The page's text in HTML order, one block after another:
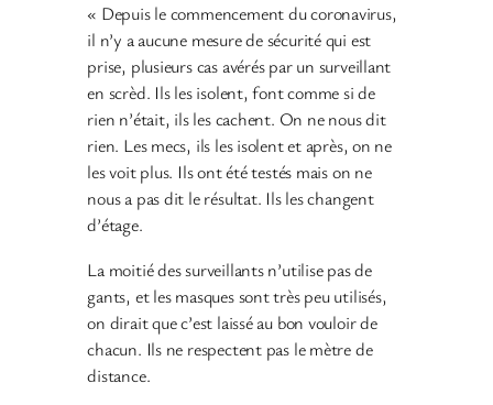
« Depuis le commencement du coronavirus,
il n’y a aucune mesure de sécurité qui est
prise, plusieurs cas avérés par un surveillant
en scrèd. Ils les isolent, font comme si de
rien n’était, ils les cachent. On ne nous dit
rien. Les mecs, ils les isolent et après, on ne
les voit plus. Ils ont été testés mais on ne
nous a pas dit le résultat. Ils les changent
d’étage.
La moitié des surveillants n’utilise pas de
gants, et les masques sont très peu utilisés,
on dirait que c’est laissé au bon vouloir de
chacun. Ils ne respectent pas le mètre de
distance.